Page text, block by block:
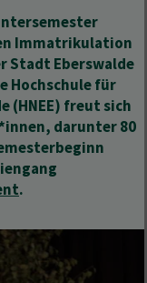
Immatrikulation
Stadt Eberswalde
Hochschule für
(HNEE) freut sich
darunter 80
.